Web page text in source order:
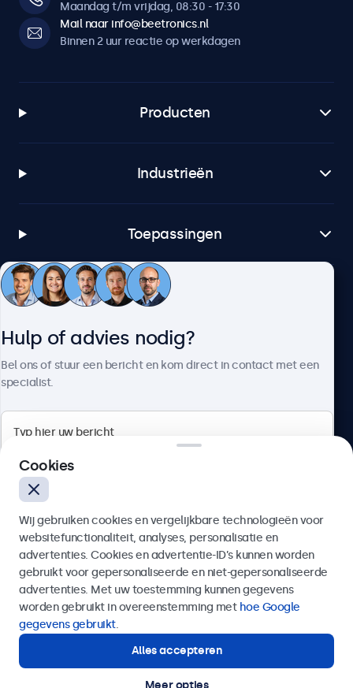
Maandag t/m vrijdag, 08:30 - 17:30
Mail naar info@beetronics.nl
Binnen 2 uur reactie op werkdagen
Producten
Industrieën
Toepassingen
Klantenservice
4.8/5 door 5000+ bedrijven
Nederlands
Hulp of advies nodig?
Bel ons of stuur een bericht en kom direct in contact met een
specialist.
Verzenden
Of bel ons op
Hulp of advies nodig?
Direct contact met een specialist.
Cookies
Wij gebruiken cookies en vergelijkbare technologieën voor
websitefunctionaliteit, analyses, personalisatie en
advertenties. Cookies en advertentie-ID’s kunnen worden
gebruikt voor gepersonaliseerde en niet-gepersonaliseerde
advertenties. Met uw toestemming kunnen gegevens
worden gebruikt in overeenstemming met hoe Google
gegevens gebruikt.
Alles accepteren
Meer opties